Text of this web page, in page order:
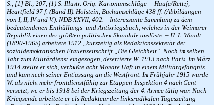
S., [1] Bl.; 207, (1) S. Illustr. Orig.-Kartonumschläge. – Haufe/Rettej,
Heartfield 97 f. (Band II). Holstein, Buchumschläge 438 ff. (Abbildungen
von I, II, IV und V.). NDB XXVII, 402. – Interessante Sammlung zu dem
bedeutendenen Enthüllungs- und Antikriegsbuch, welches in der Weimarer
Republik einen der größten politischen Skandale auslöste. – H. L. Wandt
(1890-1965) arbeitete 1912 „kurzzeitig als Redaktionssekretär der
sozialdemokratischen Frauenzeitschrift „Die Gleichheit“. Noch im selben
Jahr zum Militärdienst eingezogen, desertierte W. 1913 nach Paris. Im März
1914 stellte er sich, verbüßte acht Monate Haft in einem Militärgefängnis
und kam nach seiner Entlassung an die Westfront. Im Frühjahr 1915 wurde
W. als nicht mehr frontdienstfähig zur Etappen-Inspektion 4 nach Gent
versetzt, wo er bis 1918 bei der Kriegszeitung der 4. Armee tätig war. Nach
Kriegsende arbeitete er als Redakteur der linksradikalen Tageszeitung